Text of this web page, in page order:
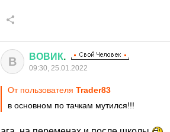
В ВОВИК.
09:30, 25.01.2022
От пользователя Trader83
в основном по тачкам мутился!!!